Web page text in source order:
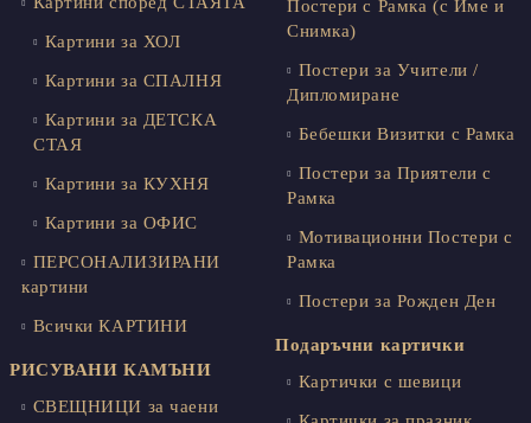
Картини за ХОЛ
Картини за СПАЛНЯ
Картини за ДЕТСКА
СТАЯ
Картини за КУХНЯ
Картини за ОФИС
ПЕРСОНАЛИЗИРАНИ
картини
Всички КАРТИНИ
РИСУВАНИ КАМЪНИ
СВЕЩНИЦИ за чаени
Постери с Рамка (с Име и
Снимка)
Постери за Учители /
Дипломиране
Бебешки Визитки с Рамка
Постери за Приятели с
Рамка
Мотивационни Постери с
Рамка
Постери за Рожден Ден
Подаръчни картички
Картички с шевици